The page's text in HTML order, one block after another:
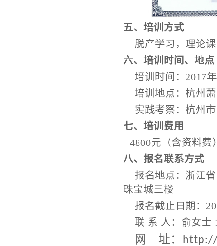
五、培训方式
脱产学习，理论课
六、培训时间、地点
培训时间： 2017年
培训地点：杭州
实践考察：杭州
七、培训费用
4800元（含资料费
八、报名联系方式
报名地点：浙江
珠宝城三楼
报名截止日期：
联 系 人：俞女士
网 址：